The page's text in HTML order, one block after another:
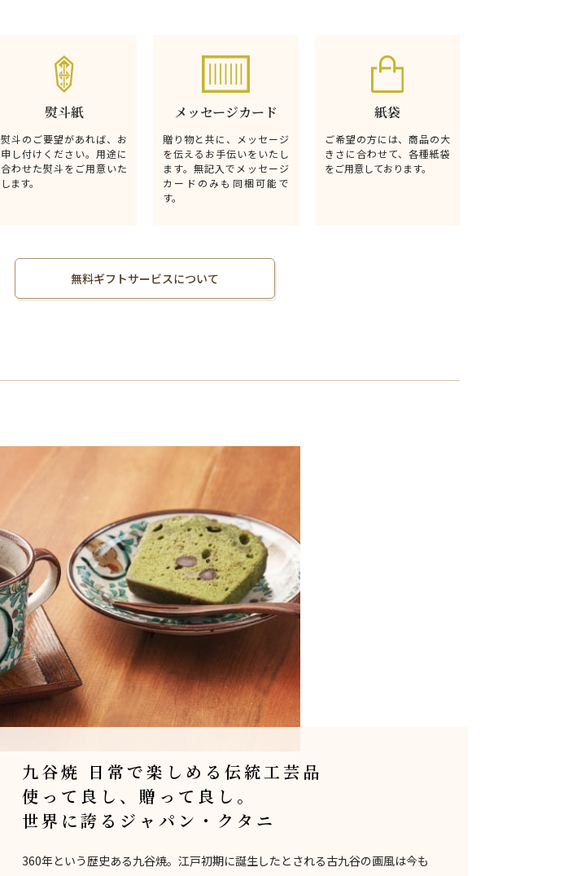
熨斗紙
熨斗のご要望があれば、お
申し付けください。用途に
合わせた熨斗をご用意いた
します。
メッセージカード
贈り物と共に、メッセージ
を伝えるお手伝いをいたし
ます。無記入でメッセージ
カードのみも同梱可能で
す。
紙袋
ご希望の方には、商品の大
きさに合わせて、各種紙袋
をご用意しております。
無料ギフトサービスについて
九谷焼 日常で楽しめる伝統工芸品
使って良し、贈って良し。
世界に誇るジャパン・クタニ
360年という歴史ある九谷焼。江戸初期に誕生したとされる古九谷の画風は今も